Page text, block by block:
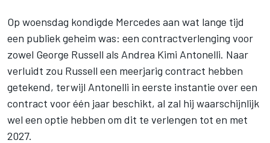
Op woensdag kondigde Mercedes aan wat lange tijd
een publiek geheim was: een contractverlenging voor
zowel George Russell als Andrea Kimi Antonelli. Naar
verluidt zou Russell een meerjarig contract hebben
getekend, terwijl Antonelli in eerste instantie over een
contract voor één jaar beschikt, al zal hij waarschijnlijk
wel een optie hebben om dit te verlengen tot en met
2027.